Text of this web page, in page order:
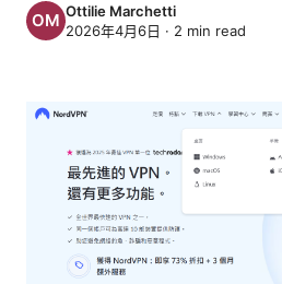
Ottilie Marchetti
2026年4月6日 · 2 min read